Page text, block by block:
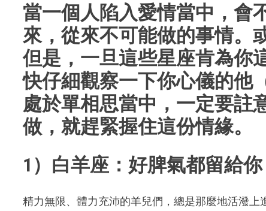
當一個人陷入愛情當中，會
來，從來不可能做的事情。
但是，一旦這些星座肯為你
快仔細觀察一下你心儀的他
處於單相思當中，一定要註
做，就趕緊握住這份情緣。
1）白羊座：好脾氣都留給你
精力無限、體力充沛的羊兒們，總是那麼地活潑